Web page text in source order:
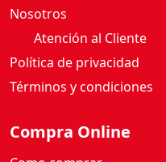
Nosotros
Atención al Cliente
Política de privacidad
Términos y condiciones
Compra Online